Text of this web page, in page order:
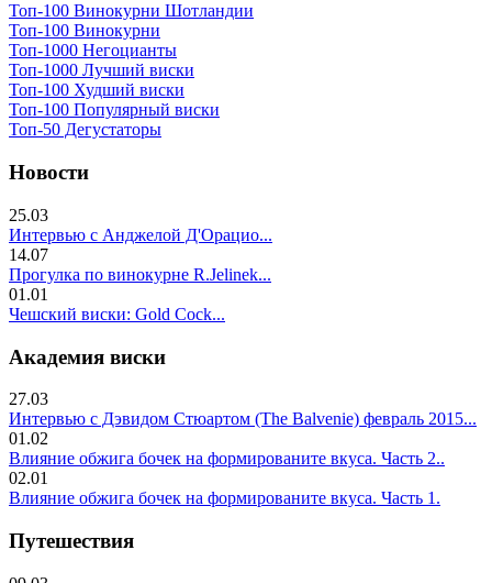
Топ-100 Винокурни Шотландии
Топ-100 Винокурни
Топ-1000 Негоцианты
Топ-1000 Лучший виски
Топ-100 Худший виски
Топ-100 Популярный виски
Топ-50 Дегустаторы
Новости
25.03
Интервью с Анджелой Д'Орацио...
14.07
Прогулка по винокурне R.Jelinek...
01.01
Чешский виски: Gold Cock...
Академия виски
27.03
Интервью с Дэвидом Стюартом (The Balvenie) февраль 2015...
01.02
Влияние обжига бочек на формированите вкуса. Часть 2..
02.01
Влияние обжига бочек на формированите вкуса. Часть 1.
Путешествия